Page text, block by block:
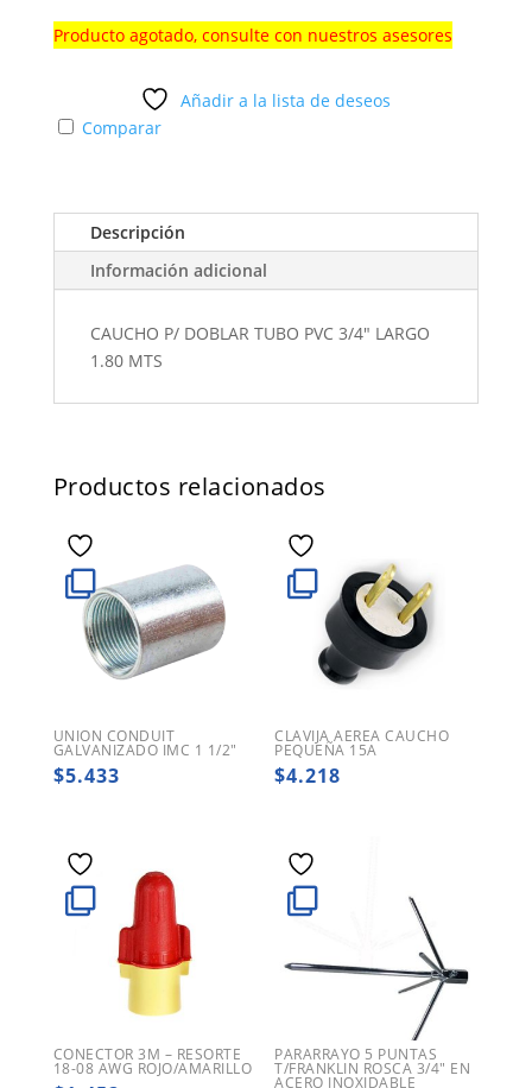
Producto agotado, consulte con nuestros asesores
Añadir a la lista de deseos
Comparar
Descripción
Información adicional
CAUCHO P/ DOBLAR TUBO PVC 3/4" LARGO
1.80 MTS
Productos relacionados
UNION CONDUIT
GALVANIZADO IMC 1 1/2″
$5.433
CLAVIJA AEREA CAUCHO
PEQUEÑA 15A
$4.218
CONECTOR 3M – RESORTE
18-08 AWG ROJO/AMARILLO
PARARRAYO 5 PUNTAS
T/FRANKLIN ROSCA 3/4″ EN
ACERO INOXIDABLE